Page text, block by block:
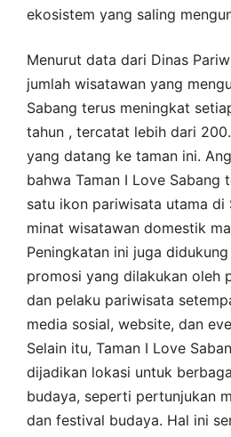
ekosistem yang saling
Menurut data dari Dinas
jumlah wisatawan yang
Sabang terus meningkat
tahun , tercatat lebih dari
yang datang ke taman ini.
bahwa Taman I Love Sabang
satu ikon pariwisata utama di
minat wisatawan domestik
Peningkatan ini juga
promosi yang dilakukan oleh
dan pelaku pariwisata
media sosial, website, dan
Selain itu, Taman I Love
dijadikan lokasi untuk
budaya, seperti pertunjukan
dan festival budaya. Hal ini